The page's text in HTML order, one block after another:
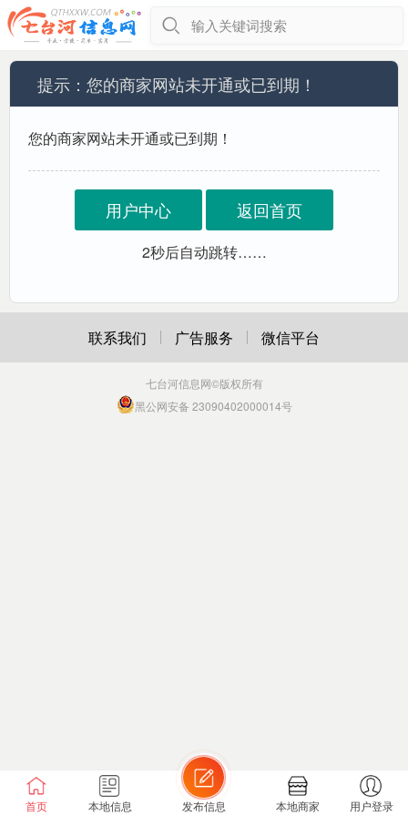
输入关键词搜索
提示：您的商家网站未开通或已到期！
您的商家网站未开通或已到期！
用户中心 返回首页
2秒后自动跳转……
首页 本地信息 发布信息 本地商家 用户登录
联系我们 广告服务 微信平台
七台河信息网©版权所有
黑公网安备 23090402000014号